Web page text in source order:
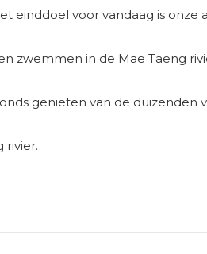
einddoel voor vandaag is onze
zwemmen in de Mae Taeng
genieten van de duizenden
rivier.